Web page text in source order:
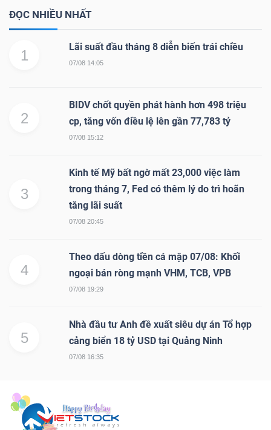
ĐỌC NHIỀU NHẤT
1
Lãi suất đầu tháng 8 diễn biến trái chiều
07/08 14:05
2
BIDV chốt quyền phát hành hơn 498 triệu
cp, tăng vốn điều lệ lên gần 77,783 tỷ
07/08 15:12
3
Kinh tế Mỹ bất ngờ mất 23,000 việc làm
trong tháng 7, Fed có thêm lý do trì hoãn
tăng lãi suất
07/08 20:45
4
Theo dấu dòng tiền cá mập 07/08: Khối
ngoại bán ròng mạnh VHM, TCB, VPB
07/08 19:29
5
Nhà đầu tư Anh đề xuất siêu dự án Tổ hợp
cảng biển 18 tỷ USD tại Quảng Ninh
07/08 16:35